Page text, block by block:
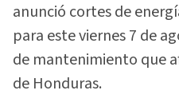
anunció cortes de
para este viernes 7 de
de mantenimiento que
de Honduras.